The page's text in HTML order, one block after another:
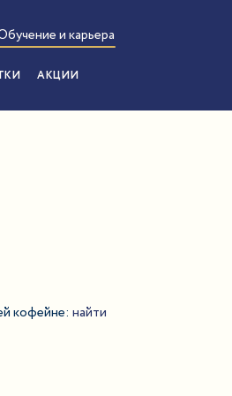
и карьера
АКЦИИ
кофейне:найти